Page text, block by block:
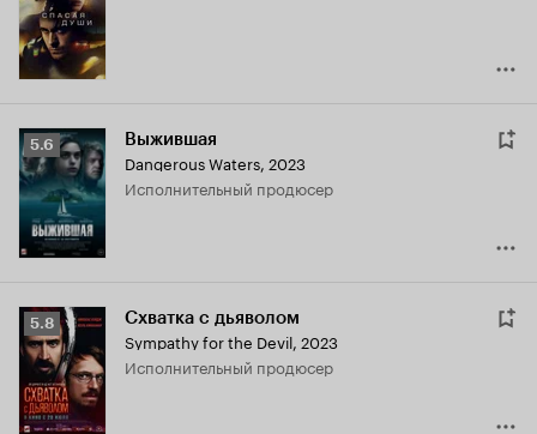
5.3
Рейтинг
Кинопоиска
5.6
5.6 Выжившая
Dangerous Waters, 2023
исполнительный продюсер
Рейтинг
Кинопоиска
5.8
5.8 Схватка с дьяволом
Sympathy for the Devil, 2023
исполнительный продюсер